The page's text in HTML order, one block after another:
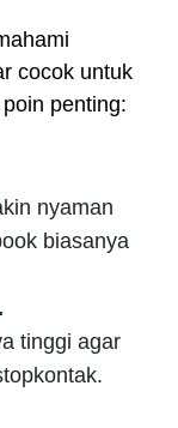
cocok untuk
penting:
nyaman
biasanya
tinggi agar